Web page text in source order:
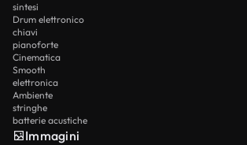
sintesi
Drum elettronico
chiavi
pianoforte
Cinematica
Smooth
elettronica
Ambiente
stringhe
batterie acustiche
Immagini